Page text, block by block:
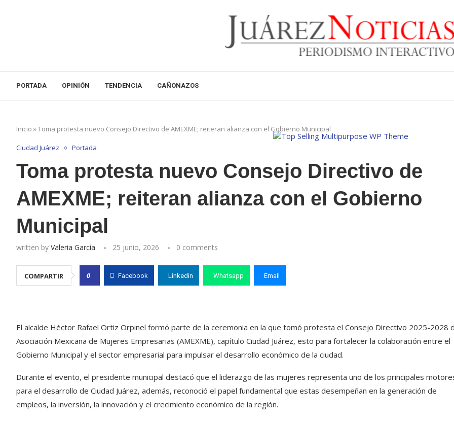
PORTADA OPINIÓN TENDENCIA CAÑONAZOS
Inicio »Toma protesta nuevo Consejo Directivo de AMEXME; reiteran alianza con el Gobierno Municipal
Ciudad Juárez Portada
Toma protesta nuevo Consejo Directivo de
AMEXME; reiteran alianza con el Gobierno
Municipal
written by Valeria García 25 junio, 2026 0 comments
COMPARTIR 0 Facebook Linkedin Whatsapp Email
El alcalde Héctor Rafael Ortiz Orpinel formó parte de la ceremonia en la que tomó protesta el Consejo Directivo 2025-2028
Asociación Mexicana de Mujeres Empresarias (AMEXME), capítulo Ciudad Juárez, esto para fortalecer la colaboración entre el
Gobierno Municipal y el sector empresarial para impulsar el desarrollo económico de la ciudad.
Durante el evento, el presidente municipal destacó que el liderazgo de las mujeres representa uno de los principales
para el desarrollo de Ciudad Juárez, además, reconoció el papel fundamental que estas desempeñan en la generación de
empleos, la inversión, la innovación y el crecimiento económico de la región.